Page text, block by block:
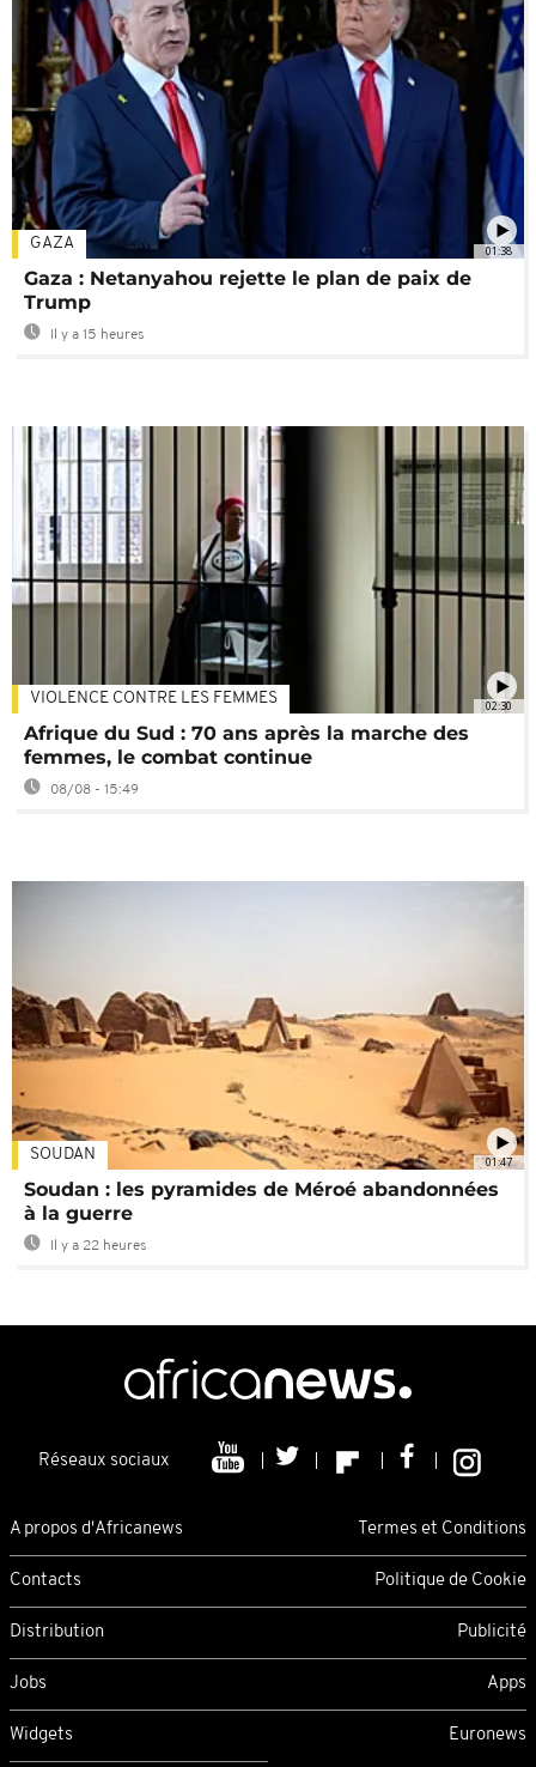
01:38
GAZA
Gaza : Netanyahou rejette le plan de paix de
Trump
Il y a 15 heures
02:30
VIOLENCE CONTRE LES FEMMES
Afrique du Sud : 70 ans après la marche des
femmes, le combat continue
08/08 - 15:49
01:47
SOUDAN
Soudan : les pyramides de Méroé abandonnées
à la guerre
Il y a 22 heures
Réseaux sociaux
A propos d'Africanews Termes et Conditions
Contacts Politique de Cookie
Distribution Publicité
Jobs Apps
Widgets Euronews